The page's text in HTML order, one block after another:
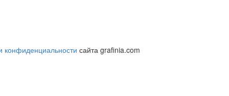
конфиденциальности сайта grafinia.com